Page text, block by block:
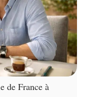
de France à